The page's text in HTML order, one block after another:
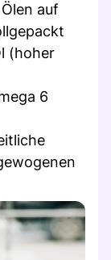
auf
(hoher
6